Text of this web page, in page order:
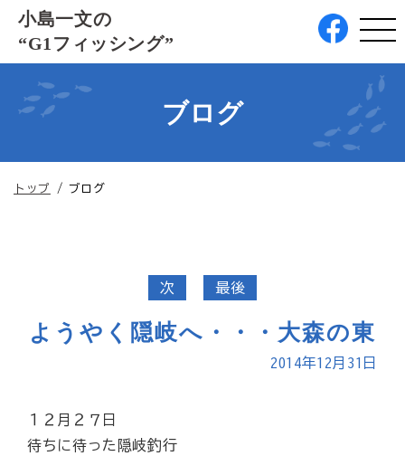
このページの本文へ
小島一文の
“G1フィッシング”
ブログ
現
トップ / ブログ
次 最後
ようやく隠岐へ・・・大森の東
2014年12月31日
１２月２７日
待ちに待った隠岐釣行